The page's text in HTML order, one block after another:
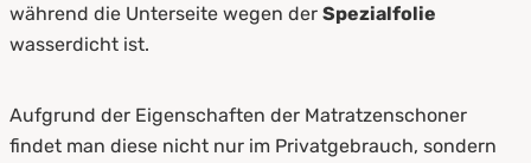
während die Unterseite wegen der Spezialfolie
wasserdicht ist.
Aufgrund der Eigenschaften der Matratzenschoner
findet man diese nicht nur im Privatgebrauch, sondern